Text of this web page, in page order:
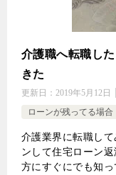
介護職へ転職し
きた
更新日： 2019年5月12日
ローンが残ってる場合
介護業界に転職し
ンして住宅ローン
方にすぐにでも知